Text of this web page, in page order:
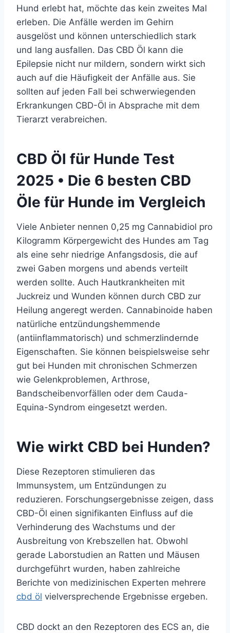
Hund erlebt hat, möchte das kein zweites Mal
erleben. Die Anfälle werden im Gehirn
ausgelöst und können unterschiedlich stark
und lang ausfallen. Das CBD Öl kann die
Epilepsie nicht nur mildern, sondern wirkt sich
auch auf die Häufigkeit der Anfälle aus. Sie
sollten auf jeden Fall bei schwerwiegenden
Erkrankungen CBD-Öl in Absprache mit dem
Tierarzt verabreichen.
CBD Öl für Hunde Test
2025 • Die 6 besten CBD
Öle für Hunde im Vergleich
Viele Anbieter nennen 0,25 mg Cannabidiol pro
Kilogramm Körpergewicht des Hundes am Tag
als eine sehr niedrige Anfangsdosis, die auf
zwei Gaben morgens und abends verteilt
werden sollte. Auch Hautkrankheiten mit
Juckreiz und Wunden können durch CBD zur
Heilung angeregt werden. Cannabinoide haben
natürliche entzündungshemmende
(antiinflammatorisch) und schmerzlindernde
Eigenschaften. Sie können beispielsweise sehr
gut bei Hunden mit chronischen Schmerzen
wie Gelenkproblemen, Arthrose,
Bandscheibenvorfällen oder dem Cauda-
Equina-Syndrom eingesetzt werden.
Wie wirkt CBD bei Hunden?
Diese Rezeptoren stimulieren das
Immunsystem, um Entzündungen zu
reduzieren. Forschungsergebnisse zeigen, dass
CBD-Öl einen signifikanten Einfluss auf die
Verhinderung des Wachstums und der
Ausbreitung von Krebszellen hat. Obwohl
gerade Laborstudien an Ratten und Mäusen
durchgeführt wurden, haben zahlreiche
Berichte von medizinischen Experten mehrere
cbd öl vielversprechende Ergebnisse ergeben.
CBD dockt an den Rezeptoren des ECS an, die